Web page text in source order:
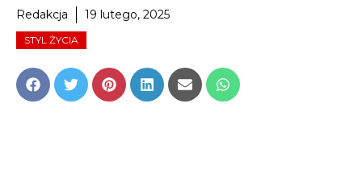
Redakcja 19 lutego, 2025
STYL ŻYCIA
Share
on
Share
on
Share
on
Share
on
Share
on
Share
on